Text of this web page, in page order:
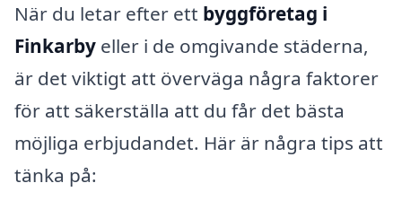
När du letar efter ett byggföretag i
Finkarby eller i de omgivande städerna,
är det viktigt att överväga några faktorer
för att säkerställa att du får det bästa
möjliga erbjudandet. Här är några tips att
tänka på: